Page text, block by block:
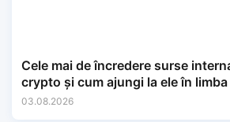
Cele mai de încredere surse
crypto și cum ajungi la ele în
03.08.2026